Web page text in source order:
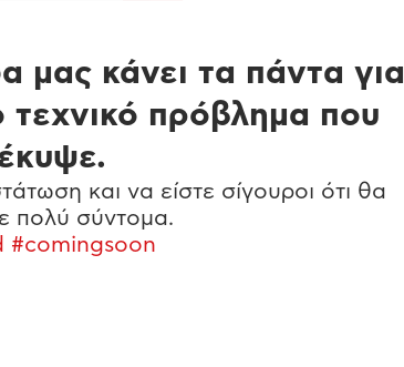
μας κάνει τα πάντα για
τεχνικό πρόβλημα που
και να είστε σίγουροι ότι θα
πολύ σύντομα.
#comingsoon